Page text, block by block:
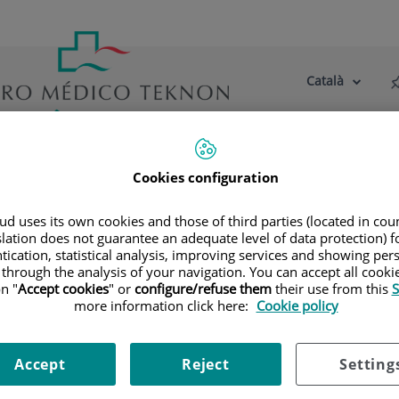
Selector
d'idioma
Llenguatge
Català
pulmonar)
(estudi TEP,
pulmonars mitjançant l'ús d'un equip de TC
imprescindible l'ús de contrast iodat que permet una
de sospita de tromboembòlia pulmonar (TEP) per
.
Cookies configuration
uses its own cookies and those of third parties (located in
does not guarantee an adequate level of data protection)
statistical analysis, improving services and showing
the analysis of your navigation. You can accept all
"Accept cookies" or configure/refuse themtheir use from this
more information click here: Cookie policy
Reject
Accept